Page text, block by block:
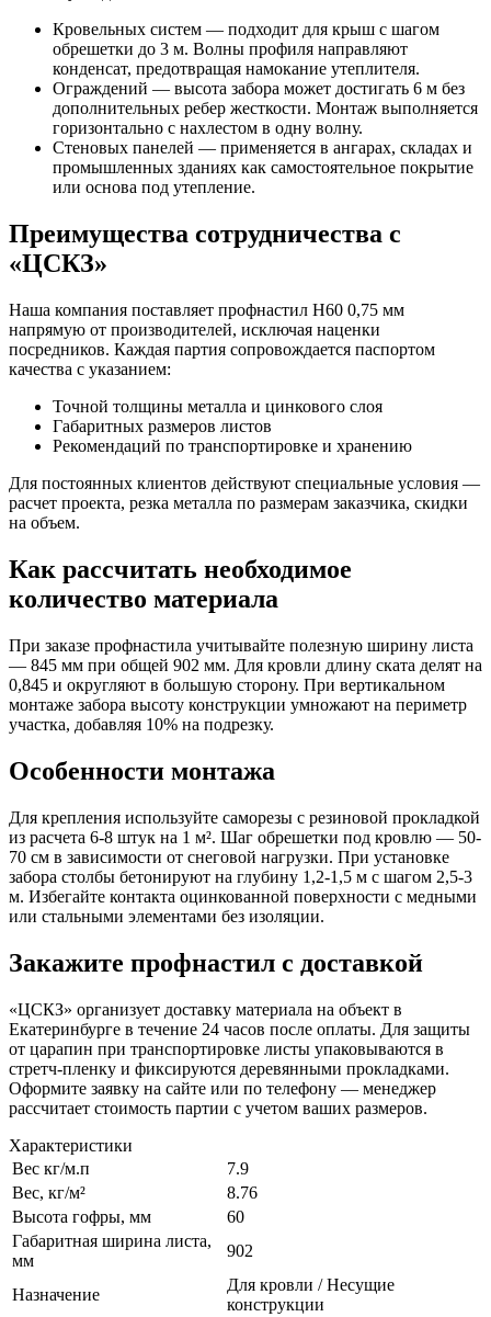
Кровельных систем — подходит для крыш с шагом
обрешетки до 3 м. Волны профиля направляют
конденсат, предотвращая намокание утеплителя.
Ограждений — высота забора может достигать 6 м без
дополнительных ребер жесткости. Монтаж выполняется
горизонтально с нахлестом в одну волну.
Стеновых панелей — применяется в ангарах, складах и
промышленных зданиях как самостоятельное покрытие
или основа под утепление.
Преимущества сотрудничества с
«ЦСКЗ»
Наша компания поставляет профнастил Н60 0,75 мм
напрямую от производителей, исключая наценки
посредников. Каждая партия сопровождается паспортом
качества с указанием:
Точной толщины металла и цинкового слоя
Габаритных размеров листов
Рекомендаций по транспортировке и хранению
Для постоянных клиентов действуют специальные условия —
расчет проекта, резка металла по размерам заказчика, скидки
на объем.
Как рассчитать необходимое
количество материала
При заказе профнастила учитывайте полезную ширину листа
— 845 мм при общей 902 мм. Для кровли длину ската делят на
0,845 и округляют в большую сторону. При вертикальном
монтаже забора высоту конструкции умножают на периметр
участка, добавляя 10% на подрезку.
Особенности монтажа
Для крепления используйте саморезы с резиновой прокладкой
из расчета 6-8 штук на 1 м². Шаг обрешетки под кровлю — 50-
70 см в зависимости от снеговой нагрузки. При установке
забора столбы бетонируют на глубину 1,2-1,5 м с шагом 2,5-3
м. Избегайте контакта оцинкованной поверхности с медными
или стальными элементами без изоляции.
Закажите профнастил с доставкой
«ЦСКЗ» организует доставку материала на объект в
Екатеринбурге в течение 24 часов после оплаты. Для защиты
от царапин при транспортировке листы упаковываются в
стретч-пленку и фиксируются деревянными прокладками.
Оформите заявку на сайте или по телефону — менеджер
рассчитает стоимость партии с учетом ваших размеров.
Характеристики
Вес кг/м.п
7.9
Вес, кг/м²
8.76
Высота гофры, мм
60
Габаритная ширина листа,
мм
902
Назначение
Для кровли / Несущие
конструкции